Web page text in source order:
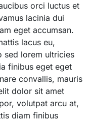
orci luctus et
lacinia dui
eget accumsan.
lacus eu,
sed lorem ultricies
finibus eget eget
convallis, mauris
dolor sit amet
volutpat arcu at,
diam finibus